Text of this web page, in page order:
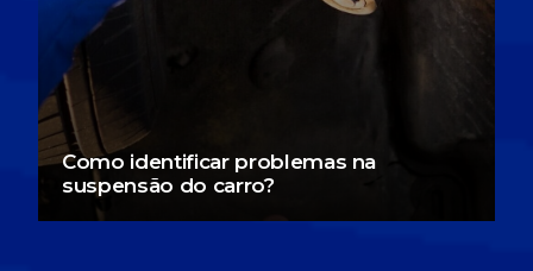
Como identificar problemas na
suspensão do carro?